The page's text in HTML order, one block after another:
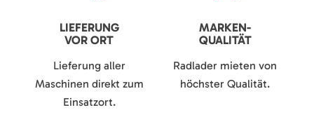
LIEFERUNG
VOR ORT
Lieferung aller
Maschinen direkt zum
Einsatzort.
MARKEN-
QUALITÄT
Radlader mieten von
höchster Qualität.